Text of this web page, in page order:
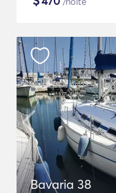
Bavaria 38